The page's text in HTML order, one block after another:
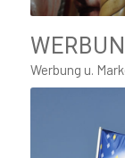
Werbung u.